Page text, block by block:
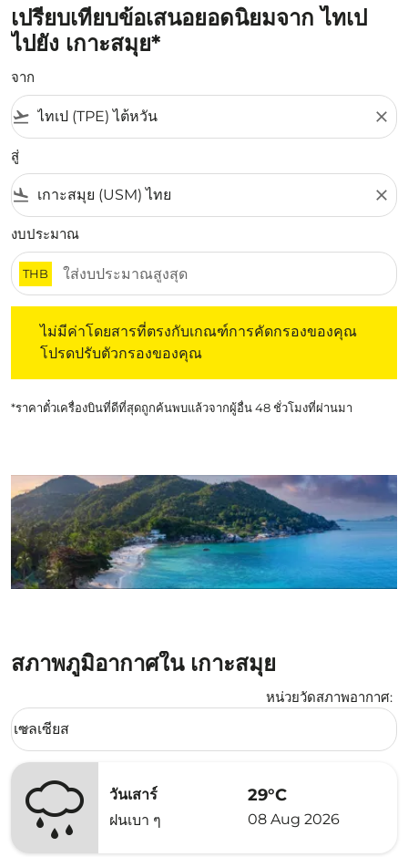
เปรียบเทียบข้อเสนอยอดนิยมจาก ไทเป
ไปยัง เกาะสมุย*
จาก
flight_takeoff close
สู่
flight_land close
งบประมาณ
THB
ไม่มีค่าโดยสารที่ตรงกับเกณฑ์การคัดกรองของคุณ
โปรดปรับตัวกรองของคุณ
*ราคาตั๋วเครื่องบินที่ดีที่สุดถูกค้นพบแล้วจากผู้อื่น 48 ชั่วโมงที่ผ่านมา
สภาพภูมิอากาศใน เกาะสมุย
หน่วยวัดสภาพอากาศ:
Weather unit option เซลเซียส Selected
เซลเซียส
keyboard_arrow_down
วันเสาร์
ฝนเบา ๆ
29°C
08 Aug 2026